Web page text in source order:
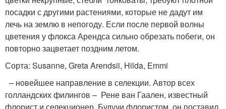
посадки с другими растениями, которые не дадут им
лечь на землю в непогоду. Если после первой волны
цветения у флокса Арендса сильно обрезать побеги, он
повторно зацветает поздним летом.
Сорта: Susanne, Greta Arendsii, Hilda, Emmi
– новейшее направление в селекции. Автор всех
голландских филингов – Рене ван Гаален, известный